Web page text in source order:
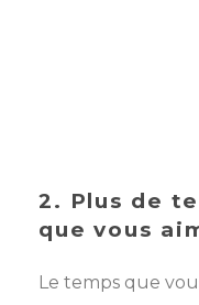
2. Plus de
que vous
Le temps que